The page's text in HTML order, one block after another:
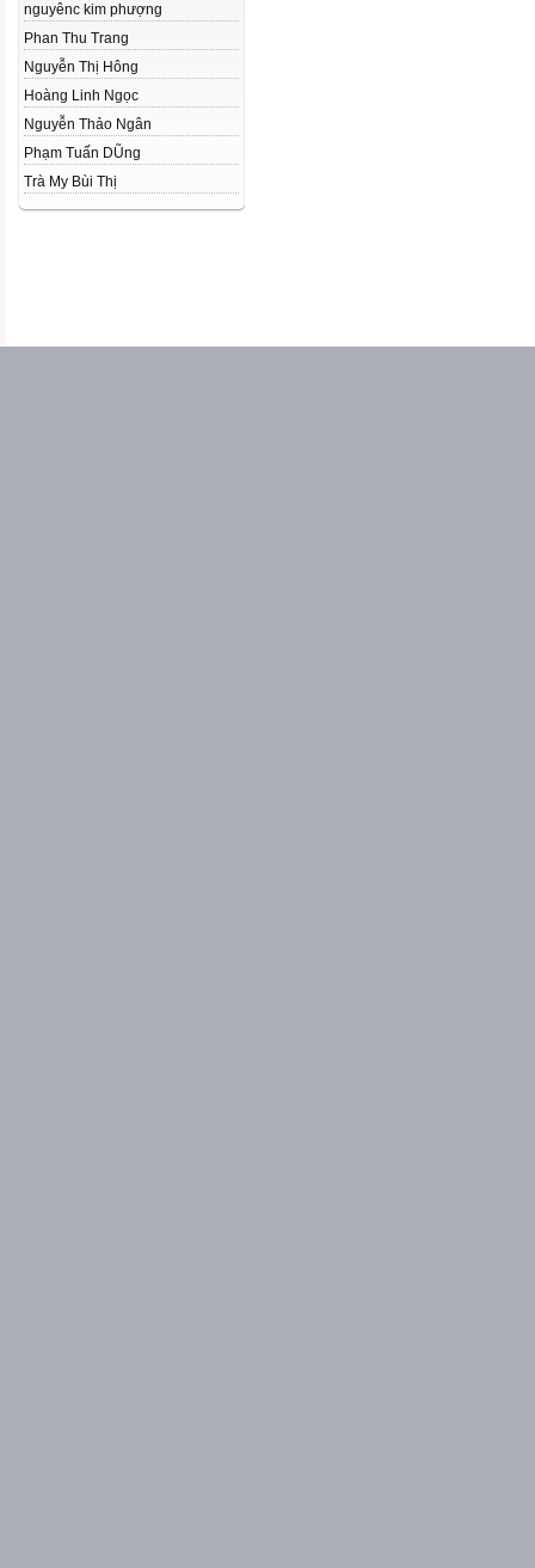
nguyênc kim phượng
Phan Thu Trang
Nguyễn Thị Hông
Hoàng Linh Ngọc
Nguyễn Thảo Ngân
Phạm Tuấn DŨng
Trà My Bùi Thị